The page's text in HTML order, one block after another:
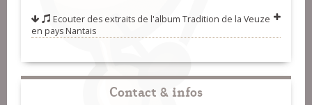
Goodwin, Hervé Dréan et Mickael
Robert)
Auneau et Patrick Couton)
19-Madeleine s'est enivrée (Arnaud
Lebot, Blandine Dousset et
Dominique Bourcier)
20-Oh, qu'ca va bien ! (Annick
Mousset et François Troffigué)
21-Oraison funèbre d'un brochet au
beurre blanc (Roland Brou et
22-Servante lève-toi matin (Janick
Ecouter des extraits de l'album Tradition de la Veuze
en pays Nantais
Contact & infos